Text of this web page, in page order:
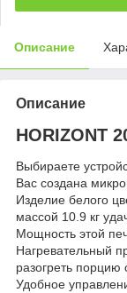
Описание
Описание
HORIZONT
Выбираете
Вас создана
Изделие белого
массой 10.9 кг
Мощность этой
Нагревательный
разогреть порцию
Удобное